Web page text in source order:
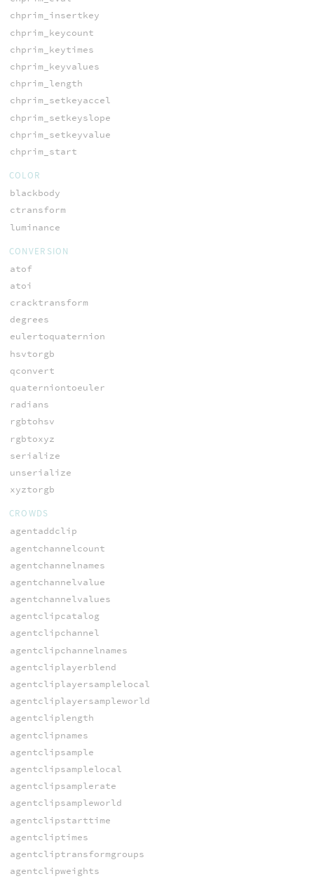
chprim_insertkey
chprim_keycount
chprim_keytimes
chprim_keyvalues
chprim_length
chprim_setkeyaccel
chprim_setkeyslope
chprim_setkeyvalue
chprim_start
COLOR
blackbody
ctransform
luminance
CONVERSION
atof
atoi
cracktransform
degrees
eulertoquaternion
hsvtorgb
qconvert
quaterniontoeuler
radians
rgbtohsv
rgbtoxyz
serialize
unserialize
xyztorgb
CROWDS
agentaddclip
agentchannelcount
agentchannelnames
agentchannelvalue
agentchannelvalues
agentclipcatalog
agentclipchannel
agentclipchannelnames
agentcliplayerblend
agentcliplayersamplelocal
agentcliplayersampleworld
agentcliplength
agentclipnames
agentclipsample
agentclipsamplelocal
agentclipsamplerate
agentclipsampleworld
agentclipstarttime
agentcliptimes
agentcliptransformgroups
agentclipweights